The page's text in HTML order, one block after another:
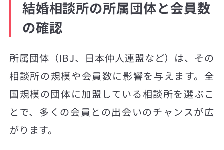
結婚相談所の所属団体と会員数
の確認
所属団体（IBJ、日本仲人連盟など）は、その
相談所の規模や会員数に影響を与えます。全
国規模の団体に加盟している相談所を選ぶこ
とで、多くの会員との出会いのチャンスが広
がります。